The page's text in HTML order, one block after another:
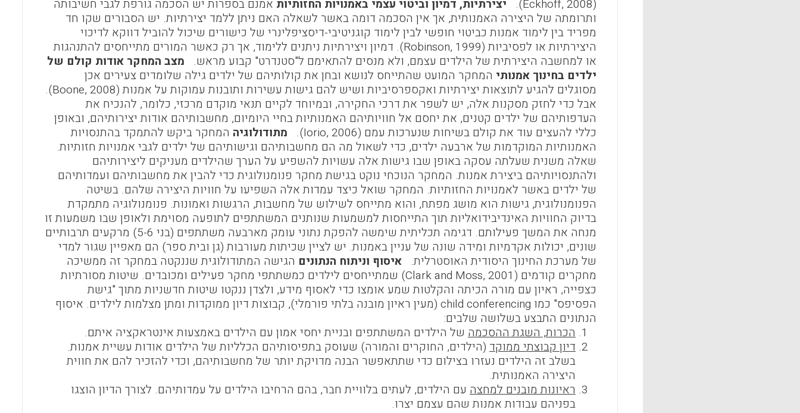
(Eckhoff, 2008).
יצירתיות, דמיון וביטוי עצמי באמנויות החזותיות אמנם בספרות יש הסכמה גורפת לגבי חשיבותה
ותרומתה של היצירה האמנותית, אך אין הסכמה דומה באשר לשאלה האם ניתן ללמד יצירתיות. יש הסבורים שקו חד
מפריד בין לימוד אמנות כביטוי חופשי לבין לימוד קוגניטיבי-דיסציפלינרי של כישורים שיכול להוביל דווקא לדיכוי
היצירתיות או לפסיביות (Robinson, 1999). דמיון ויצירתיות ניתנים ללימוד, אך רק כאשר המורים מתייחסים להתנהגות
או למחשבה היצירתית של הילדים עצמם, ולא מנסים להתאימם ל"סטנדרט" קבוע מראש. מצב המחקר אודות קולם של
ילדים בחינוך אמנותי המחקר המועט שהתייחס לנושא ובחן את קולותיהם של ילדים גילה שלומדים צעירים אכן
מסוגלים להגיע לתוצאות יצירתיות ואקספרסיביות ושיש להם גישות עשירות ותובנות עמוקות על אמנות (Boone, 2008).
אבל כדי לחזק מסקנות אלה, יש לשפר את דרכי החקירה, ובמיוחד לקיים תנאי מוקדם מרכזי, כלומר, להנכיח את
העדפותיהם של ילדים קטנים, את יחסם אל חוויותיהם האמנותיות בחיי היומיום, מחשבותיהם אודות יצירותיהם, ובאופן
כללי להעצים עוד את קולם בשיחות שנערכות עמם (Iorio, 2006).
מתודולוגיה המחקר ביקש להתמקד בהתנסויות
האמנותיות המוקדמות של ארבעה ילדים, כדי לשאול מה הם מחשבותיהם וגישותיהם של ילדים לגבי אמנויות חזותיות.
שאלה משנית שעלתה עסקה באופן שבו גישות אלה עשויות להשפיע על הערך שהילדים מעניקים ליצירותיהם
ולהתנסויותיהם ביצירת אמנות. המחקר הנוכחי נוקט בגישת מחקר פנומנולוגית כדי להבין את מחשבותיהם ועמדותיהם
של ילדים באשר לאמנויות החזותיות. המחקר שואל כיצד עמדות אלה השפיעו על חוויות היצירה שלהם. בשיטה
הפנומנולוגית, גישות הוא מושג מפתח, והוא מתייחס לשילוש של מחשבות, הרגשות ואמונות. פנומנולוגיה מתמקדת
בדיוק החוויות האינדיבידואליות תוך התייחסות למשמעות שנותנים המשתתפים לתופעה מסוימת ולאופן שבו משמעות זו
מנחה את המשך פעילותם. דגימה תכליתית שימשה להפקת נתוני עומק מארבעה משתתפים (בני 5-6) מרקעים תרבותיים
שונים, יכולות אקדמיות ומידה שונה של עניין באמנות. יש לציין שכיתות מעורבות (גן ובית ספר) הם מאפיין שגור למדי
של מערכת החינוך היסודית האוסטרלית. איסוף וניתוח הנתונים הגישה המתודולוגית שננקטה במחקר זה ממשיכה
מחקרים קודמים (Clark and Moss, 2001) שמתייחסים לילדים כמשתתפי מחקר פעילים ומכובדים. שיטות מסורתיות
כצפייה, ראיון עם מורה הכיתה והקלטות שמע אומצו כדי לאסוף מידע, ולצדן ננקטו שיטות חדשניות מתוך "גישת
הפסיפס" כמו child conferencing (מעין ראיון מובנה בלתי פורמלי), קבוצות דיון ממוקדות ומתן מצלמות לילדים. איסוף
הנתונים התבצע בשלושה שלבים:
הכרות, השגת ההסכמה של הילדים המשתתפים ובניית יחסי אמון עם הילדים באמצעות אינטראקציה איתם.
דיון קבוצתי ממוקד (הילדים, החוקרים והמורה) שעוסק בתפיסותיהם הכלליות של הילדים אודות עשיית אמנות.
בשלב זה הילדים נעזרו בצילום כדי שתתאפשר הבנה מדויקת יותר של מחשבותיהם, וכדי להזכיר להם את חווית
היצירה האמנותית.
ראיונות מובנים למחצה עם הילדים, לעתים בלוויית חבר, בהם הרחיבו הילדים על עמדותיהם. לצורך הדיון הוצגו
בפניהם עבודות אמנות שהם עצמם יצרו.